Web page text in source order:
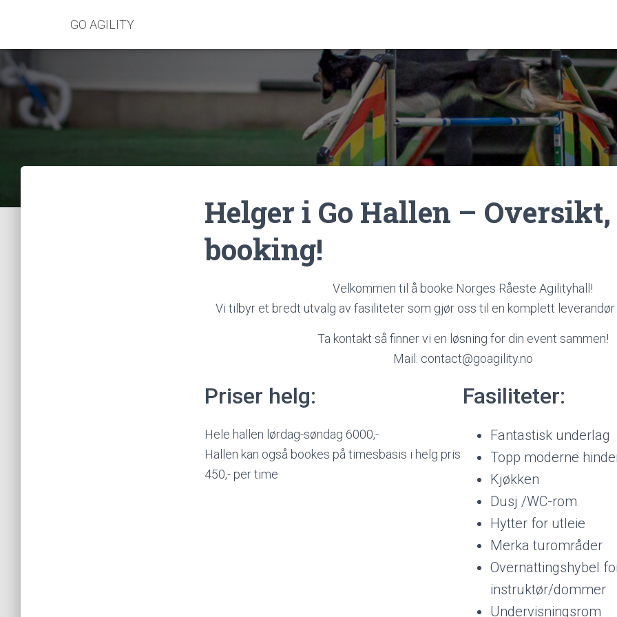
GO AGILITY
Helger i Go Hallen –
booking!
Velkommen til å booke Norges Råeste Agilityhall!
Vi tilbyr et bredt utvalg av fasiliteter som gjør oss til en komplett leverandør
Ta kontakt så finner vi en løsning for din event sammen!
Mail: contact@goagility.no
Priser helg:
Hele hallen lørdag-søndag 6000,-
Hallen kan også bookes på timesbasis i helg pris
450,- per time
Fasiliteter:
Fantastisk underlag
Topp moderne
Kjøkken
Dusj /WC-rom
Hytter for utleie
Merka turområder
Overnattingshybel
instruktør/dommer
Undervisningsrom